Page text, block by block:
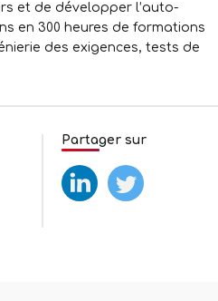
et de développer l’auto-
en 300 heures de formations
des exigences, tests de
Partager sur
test test2